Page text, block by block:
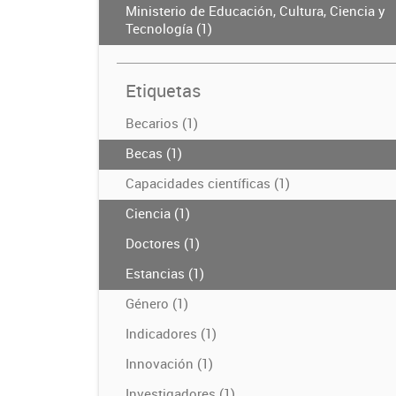
Ministerio de Educación, Cultura, Ciencia y
Tecnología (1)
Etiquetas
Becarios (1)
Becas (1)
Capacidades científicas (1)
Ciencia (1)
Doctores (1)
Estancias (1)
Género (1)
Indicadores (1)
Innovación (1)